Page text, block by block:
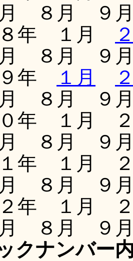
８月 ９
８年 １月
８月 ９
９年
１月
８月 ９
０年 １月
８月 ９
１年 １月
８月 ９
２年 １月
８月 ９
クナンバー